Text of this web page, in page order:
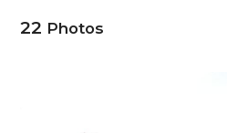
22 Photos